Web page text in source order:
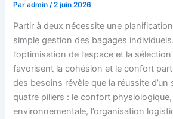
Paradmin/2 juin 2026
Partir à deux nécessite une
simple gestion des bagages
l’optimisation de l’espace et la sélection
favorisent la cohésion et le confort
des besoins révèle que la réussite d’un
quatre piliers : le confort
environnementale, l’organisation